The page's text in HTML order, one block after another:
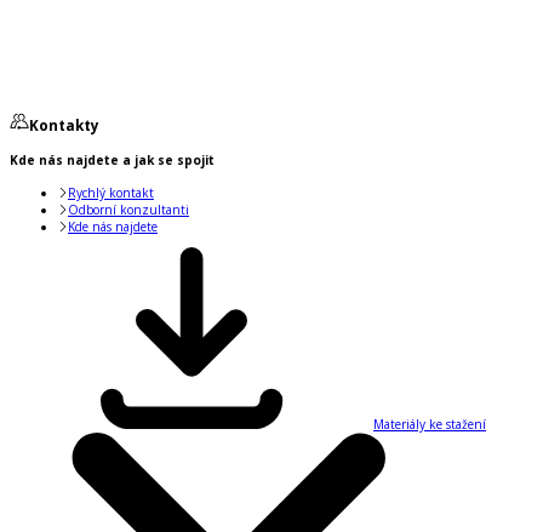
Kontakty
Kde nás najdete a jak se spojit
Rychlý kontakt
Odborní konzultanti
Kde nás najdete
Materiály ke stažení